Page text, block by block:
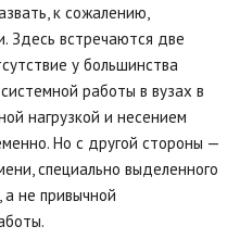
к сожалению,
Здесь встречаются две
у большинства
работы в вузах в
нагрузкой и несением
Но с другой стороны —
специально выделенного
а не привычной